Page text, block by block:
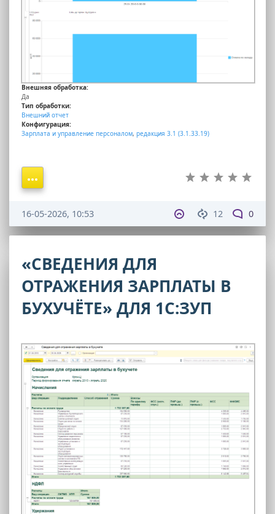
Внешняя обработка:
Да
Тип обработки:
Внешний отчет
Конфигурация:
Зарплата и управление персоналом, редакция 3.1 (3.1.33.19)
12 0
16-05-2026, 10:53
«СВЕДЕНИЯ ДЛЯ
ОТРАЖЕНИЯ ЗАРПЛАТЫ В
БУХУЧЁТЕ» ДЛЯ 1С:ЗУП